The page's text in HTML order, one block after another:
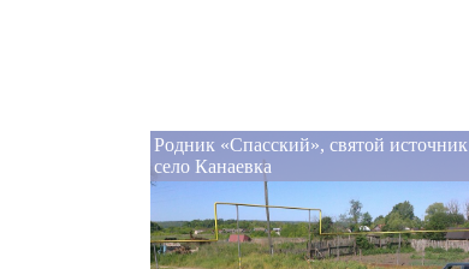
Родник «Спасский», святой источник
село Канаевка